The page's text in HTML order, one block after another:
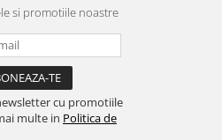
si promotiile noastre
cu promotiile
multe in Politica de